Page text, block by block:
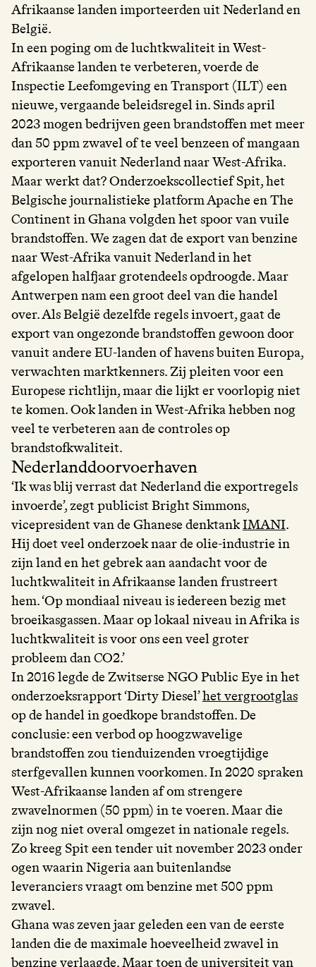
Afrikaanse landen importeerden uit Nederland en
België.
In een poging om de luchtkwaliteit in West-
Afrikaanse landen te verbeteren, voerde de
Inspectie Leefomgeving en Transport (ILT) een
nieuwe, vergaande beleidsregel in. Sinds april
2023 mogen bedrijven geen brandstoffen met meer
dan 50 ppm zwavel of te veel benzeen of mangaan
exporteren vanuit Nederland naar West-Afrika.
Maar werkt dat? Onderzoekscollectief Spit, het
Belgische journalistieke platform Apache en The
Continent in Ghana volgden het spoor van vuile
brandstoffen. We zagen dat de export van benzine
naar West-Afrika vanuit Nederland in het
afgelopen halfjaar grotendeels opdroogde. Maar
Antwerpen nam een groot deel van die handel
over. Als België dezelfde regels invoert, gaat de
export van ongezonde brandstoffen gewoon door
vanuit andere EU-landen of havens buiten Europa,
verwachten marktkenners. Zij pleiten voor een
Europese richtlijn, maar die lijkt er voorlopig niet
te komen. Ook landen in West-Afrika hebben nog
veel te verbeteren aan de controles op
brandstofkwaliteit.
Nederlanddoorvoerhaven
‘Ik was blij verrast dat Nederland die exportregels
invoerde’, zegt publicist Bright Simmons,
vicepresident van de Ghanese denktankIMANI.
Hij doet veel onderzoek naar de olie-industrie in
zijn land en het gebrek aan aandacht voor de
luchtkwaliteit in Afrikaanse landen frustreert
hem. ‘Op mondiaal niveau is iedereen bezig met
broeikasgassen. Maar op lokaal niveau in Afrika is
luchtkwaliteit is voor ons een veel groter
probleem dan CO2.’
In 2016 legde de Zwitserse NGO Public Eye in het
onderzoeksrapport ‘Dirty Diesel’het vergrootglas
op de handel in goedkope brandstoffen. De
conclusie: een verbod op hoogzwavelige
brandstoffen zou tienduizenden vroegtijdige
sterfgevallen kunnen voorkomen. In 2020 spraken
West-Afrikaanse landen af om strengere
zwavelnormen (50 ppm) in te voeren. Maar die
zijn nog niet overal omgezet in nationale regels.
Zo kreeg Spit een tender uit november 2023 onder
ogen waarin Nigeria aan buitenlandse
leveranciers vraagt om benzine met 500 ppm
zwavel.
Ghana was zeven jaar geleden een van de eerste
landen die de maximale hoeveelheid zwavel in
benzine verlaagde. Maar toen de universiteit van